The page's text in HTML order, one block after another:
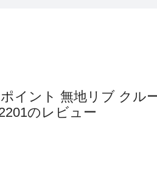
イント 無地リブ クル
のレビュー